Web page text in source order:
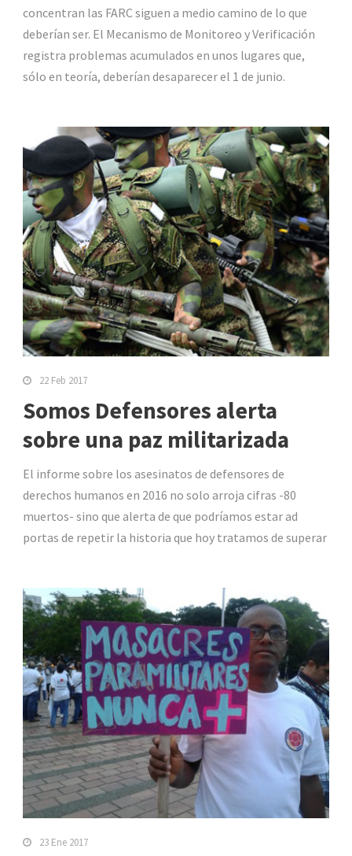
concentran las FARC siguen a medio camino de lo que
deberían ser. El Mecanismo de Monitoreo y Verificación
registra problemas acumulados en unos lugares que,
sólo en teoría, deberían desaparecer el 1 de junio.
22 Feb 2017
Somos Defensores alerta
sobre una paz militarizada
El informe sobre los asesinatos de defensores de
derechos humanos en 2016 no solo arroja cifras -80
muertos- sino que alerta de que podríamos estar ad
portas de repetir la historia que hoy tratamos de superar
23 Ene 2017